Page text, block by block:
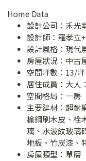
Home Data
設計公司： 禾光
設計師：羅孝立
設計風格：現代
房屋狀況：中古
空間坪數：13/坪
居住成員：大人
空間格局：一房
主要建材：超耐
榆鋼刷木皮、栓
璃、水波紋玻璃
地板、竹炭漆、
房屋類型：單層